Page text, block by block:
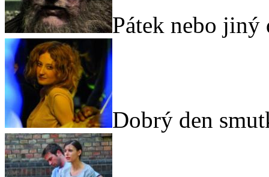
Pátek nebo jiný
Dobrý den